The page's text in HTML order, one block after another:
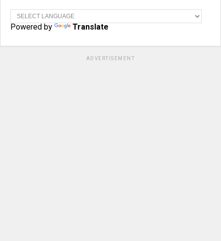
Powered by Translate
ADVERTISEMENT